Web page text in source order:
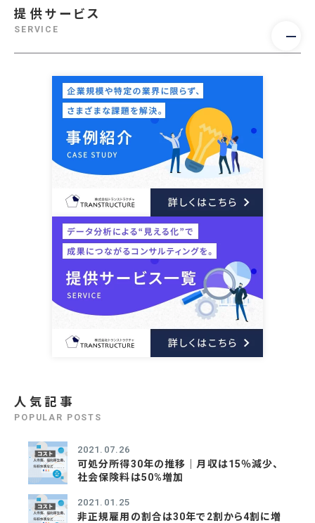
提供サービス
SERVICE
人気記事
POPULAR POSTS
2021.07.26
可処分所得30年の推移｜月収は15％減少、
社会保険料は50%増加
2021.01.25
非正規雇用の割合は30年で2割から4割に増